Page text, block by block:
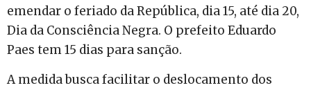
emendar o feriado da República, dia 15, até dia 20,
Dia da Consciência Negra. O prefeito Eduardo
Paes tem 15 dias para sanção.
A medida busca facilitar o deslocamento dos